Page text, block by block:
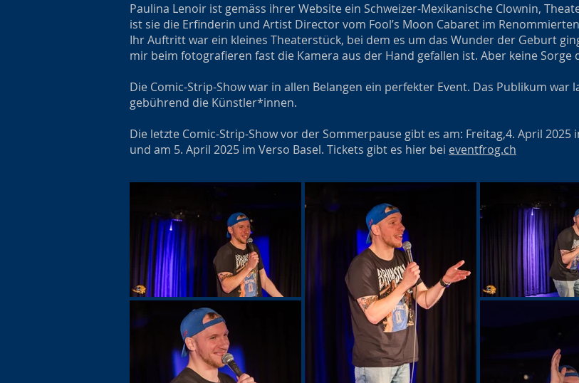
Paulina Lenoir ist gemäss ihrer Website ein Schweizer-Mexikanische Clownin,
ist sie die Erfinderin und Artist Director vom Fool’s Moon Cabaret im
Ihr Auftritt war ein kleines Theaterstück, bei dem es um das Wunder der Geburt
mir beim fotografieren fast die Kamera aus der Hand gefallen ist. Aber keine Sorge
Die Comic-Strip-Show war in allen Belangen ein perfekter Event. Das Publikum
gebührend die Künstler*innen.
Die letzte Comic-Strip-Show vor der Sommerpause gibt es am: Freitag,4. April 2025
und am 5. April 2025 im Verso Basel. Tickets gibt es hier bei eventfrog.ch